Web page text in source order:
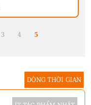
3 4 5
DÒNG THỜI GIAN